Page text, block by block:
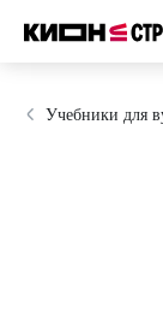
Учебники для